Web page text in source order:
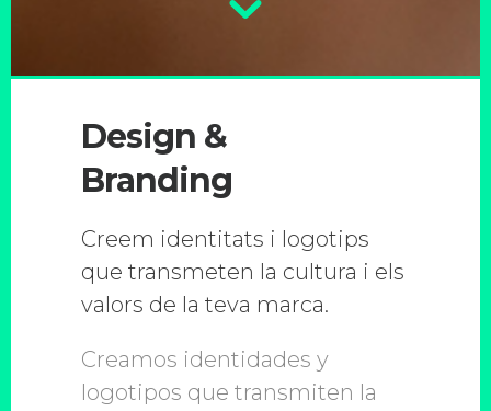
Design &
Branding
Creem identitats i logotips
que transmeten la cultura i els
valors de la teva marca.
Creamos identidades y
logotipos que transmiten la